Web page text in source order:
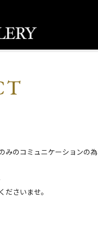
のコミュニケーションの
さいませ。